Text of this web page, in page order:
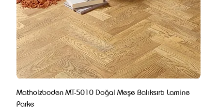
Matholzboden MT-5010 Doğal Meşe Balıksırtı Lamine
Parke